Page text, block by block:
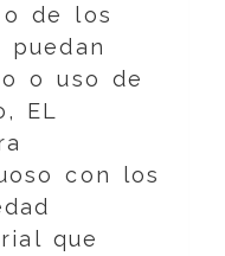
de los
puedan
o uso de
EL
con los
que